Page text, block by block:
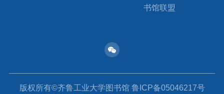
书馆联盟
版权所有©齐鲁工业大学图书馆 鲁ICP备05046217号